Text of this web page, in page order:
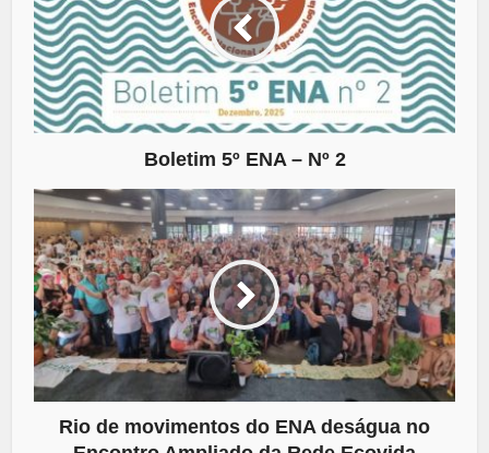
Boletim 5º ENA – Nº 2
Rio de movimentos do ENA deságua no